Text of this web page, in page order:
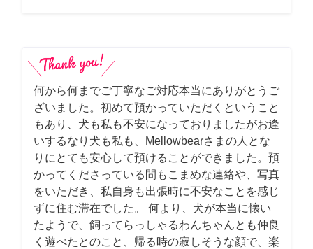
何から何までご丁寧なご対応本当にありがとうご
ざいました。初めて預かっていただくということ
もあり、犬も私も不安になっておりましたがお逢
いするなり犬も私も、Mellowbearさまの人とな
りにとても安心して預けることができました。預
かってくださっている間もこまめな連絡や、写真
をいただき、私自身も出張時に不安なことを感じ
ずに住む滞在でした。 何より、犬が本当に懐い
たようで、飼ってらっしゃるわんちゃんとも仲良
く遊べたとのこと、帰る時の寂しそうな顔で、楽